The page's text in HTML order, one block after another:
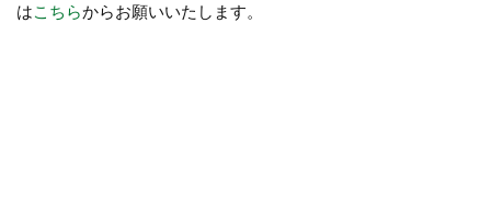
はこちらからお願いいたします。